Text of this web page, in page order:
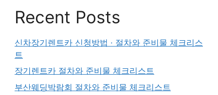
Recent Posts
신차장기렌트카 신청방법 · 절차와 준비물 체크리스
트
장기렌트카 절차와 준비물 체크리스트
부산웨딩박람회 절차와 준비물 체크리스트